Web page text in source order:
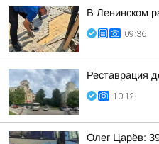
В Ленинском
09:36
Реставрация
10:12
Олег Царёв: